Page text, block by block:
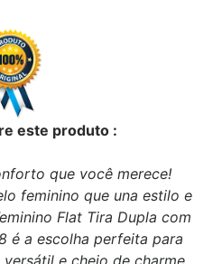
este produto :
que você merece!
feminino que una estilo e
Flat Tira Dupla com
é a escolha perfeita para